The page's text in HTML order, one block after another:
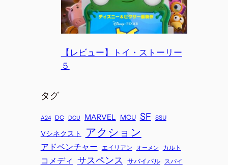
【レビュー】トイ・ストーリー
５
タグ
A24 DC DCU MARVEL MCU SF SSU
Vシネクスト アクション
アドベンチャー エイリアン オーメン カルト
コメディ サスペンス サバイバル スパイ